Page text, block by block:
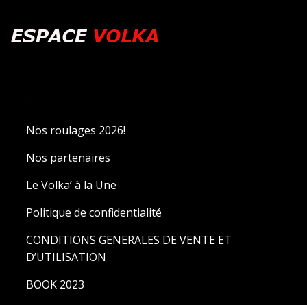
.
Nos roulages 2026!
Nos partenaires
Le Volka’ à la Une
Politique de confidentialité
CONDITIONS GENERALES DE VENTE ET
D’UTILISATION
BOOK 2023